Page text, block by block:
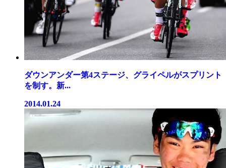
ダウンアンダー第4ステージ、グライペルがスプリント
を制す。新...
2014.01.24